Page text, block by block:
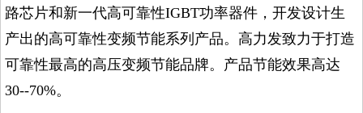
路芯片和新一代高可靠性IGBT功率器件，开发设计生
产出的高可靠性变频节能系列产品。高力发致力于打造
可靠性最高的高压变频节能品牌。产品节能效果高达
30--70%。